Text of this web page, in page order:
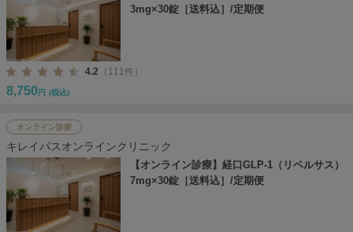
3mg×30錠［送料込］/定期便
4.2 （111件）
8,750 円 (税込)
オンライン診療
キレイパスオンラインクリニック
【オンライン診療】経口GLP-1（リベルサス）
7mg×30錠［送料込］/定期便